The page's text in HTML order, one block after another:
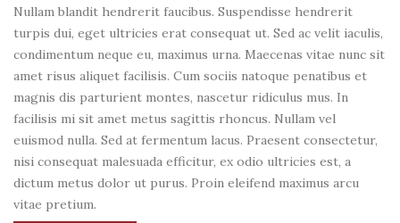
Nullam blandit hendrerit faucibus. Suspendisse hendrerit
turpis dui, eget ultricies erat consequat ut. Sed ac velit iaculis,
condimentum neque eu, maximus urna. Maecenas vitae nunc sit
amet risus aliquet facilisis. Cum sociis natoque penatibus et
magnis dis parturient montes, nascetur ridiculus mus. In
facilisis mi sit amet metus sagittis rhoncus. Nullam vel
euismod nulla. Sed at fermentum lacus. Praesent consectetur,
nisi consequat malesuada efficitur, ex odio ultricies est, a
dictum metus dolor ut purus. Proin eleifend maximus arcu
vitae pretium.